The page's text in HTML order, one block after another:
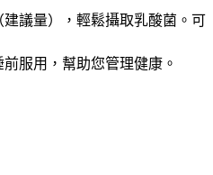
議量），輕鬆攝取乳酸菌。可
服用，幫助您管理健康。